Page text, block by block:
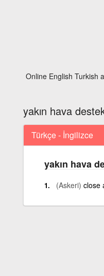
Online English Turkish
yakın hava
Türkçe - İngilizce
yakın hava
(Askeri) close